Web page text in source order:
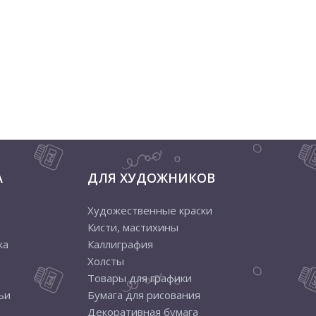
ДЛЯ ХУДОЖНИКОВ
Художественные краски
Кисти, мастихины
Каллиграфия
Холсты
Товары для графики
Бумага для рисования
Декоративная бумага